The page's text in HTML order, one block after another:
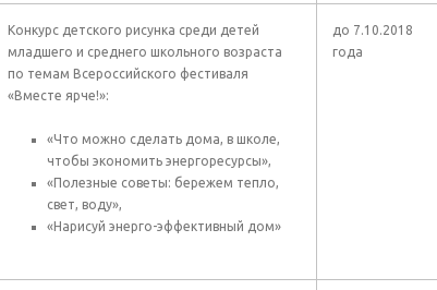
Конкурс детского рисунка среди детей
младшего и среднего школьного возраста
по темам Всероссийского фестиваля
«Вместе ярче!»:
«Что можно сделать дома, в школе,
чтобы экономить энергоресурсы»,
«Полезные советы: бережем тепло,
свет, воду»,
«Нарисуй энерго-эффективный дом»
до 7.10.2018
года